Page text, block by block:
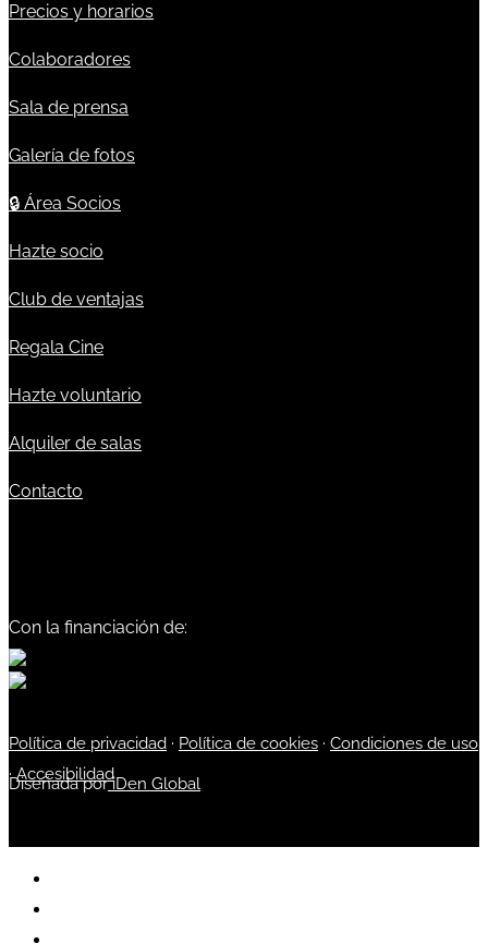
Precios y horarios
Colaboradores
Sala de prensa
Galería de fotos
🔒 Área Socios
Hazte socio
Club de ventajas
Regala Cine
Hazte voluntario
Alquiler de salas
Contacto
Con la financiación de:
Política de privacidad · Política de cookies · Condiciones de uso
·Accesibilidad
Diseñada poriDen Global